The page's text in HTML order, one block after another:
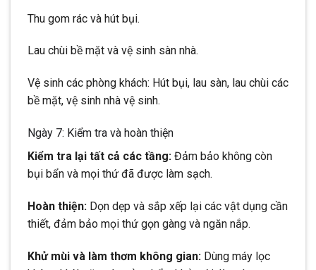
Thu gom rác và hút bụi.
Lau chùi bề mặt và vệ sinh sàn nhà.
Vệ sinh các phòng khách: Hút bụi, lau sàn, lau chùi các
bề mặt, vệ sinh nhà vệ sinh.
Ngày 7: Kiểm tra và hoàn thiện
Kiểm tra lại tất cả các tầng: Đảm bảo không còn
bụi bẩn và mọi thứ đã được làm sạch.
Hoàn thiện: Dọn dẹp và sắp xếp lại các vật dụng cần
thiết, đảm bảo mọi thứ gọn gàng và ngăn nắp.
Khử mùi và làm thơm không gian: Dùng máy lọc